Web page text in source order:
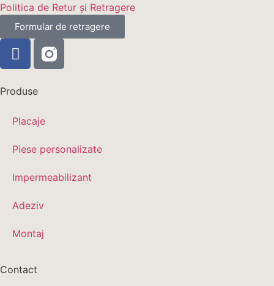
Politica de Retur și Retragere
Formular de retragere
Produse
Placaje
Piese personalizate
Impermeabilizant
Adeziv
Montaj
Contact